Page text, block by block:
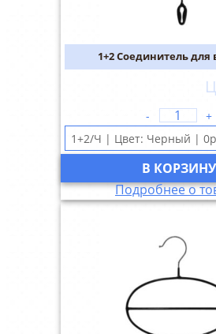
1+2 Соединитель
- +
В КОРЗИНУ
Подробнее о